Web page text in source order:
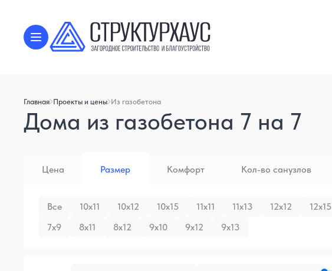
Главная Проекты и цены Из газобетона
Дома из газобетона 7 на 7
Цена Размер Комфорт Кол-во санузлов
Все 10x11 10x12 10x15 11x11 11x13 12x12 12x15
7x9
8x11 8x12 9x10 9x12 9x13